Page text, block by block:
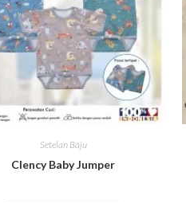
Setelan Baju
Clency Baby Jumper